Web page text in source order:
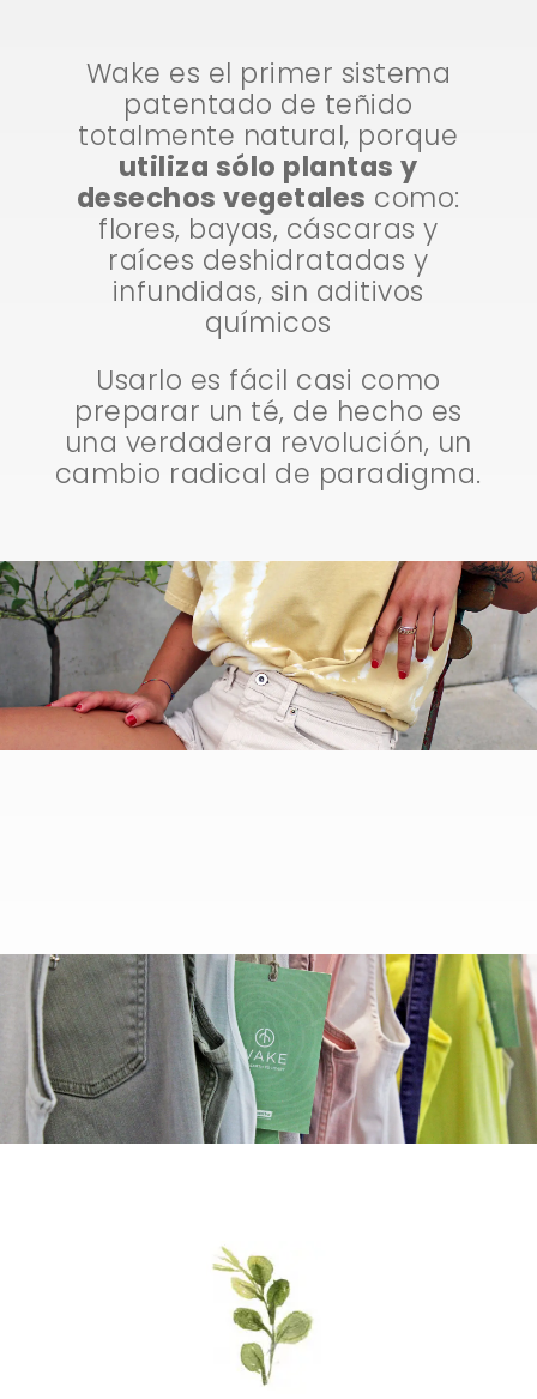
Wake es el primer sistema
patentado de teñido
totalmente natural, porque
utiliza sólo plantas y
desechos vegetales como:
flores, bayas, cáscaras y
raíces deshidratadas y
infundidas, sin aditivos
químicos
Usarlo es fácil casi como
preparar un té, de hecho es
una verdadera revolución, un
cambio radical de paradigma.